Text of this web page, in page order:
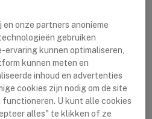
YEALINK’S ALLES-IN-ÉÉN
VIDEOCONFERENTIE
REVOLUTIE
en onze partners anonieme
gebruiken
ervaring kunnen optimaliseren,
kunnen meten en
inhoud en advertenties
cookies zijn nodig om de site
U kunt alle cookies
alles" te klikken of ze